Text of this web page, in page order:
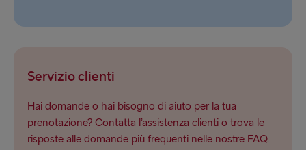
Servizio clienti
Hai domande o hai bisogno di aiuto per la tua
prenotazione? Contatta l’assistenza clienti o trova le
risposte alle domande più frequenti nelle nostre FAQ.